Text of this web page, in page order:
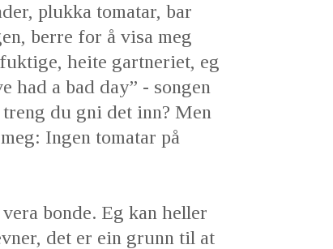
plukka tomatar, bar
berre for å visa meg
heite gartneriet, eg
had a bad day” - songen
du gni det inn? Men
Ingen tomatar på
bonde. Eg kan heller
det er ein grunn til at